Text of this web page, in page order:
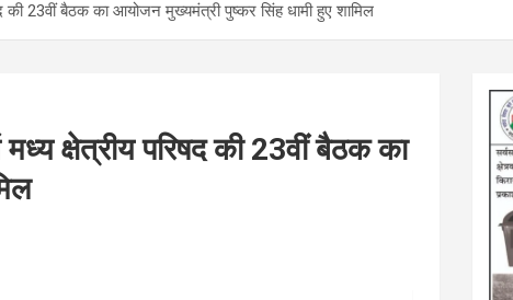
की 23वीं बैठक का आयोजन मुख्यमंत्री पुष्कर सिंह धामी हुए शामिल
क्षेत्रीय परिषद की 23वीं बैठक का